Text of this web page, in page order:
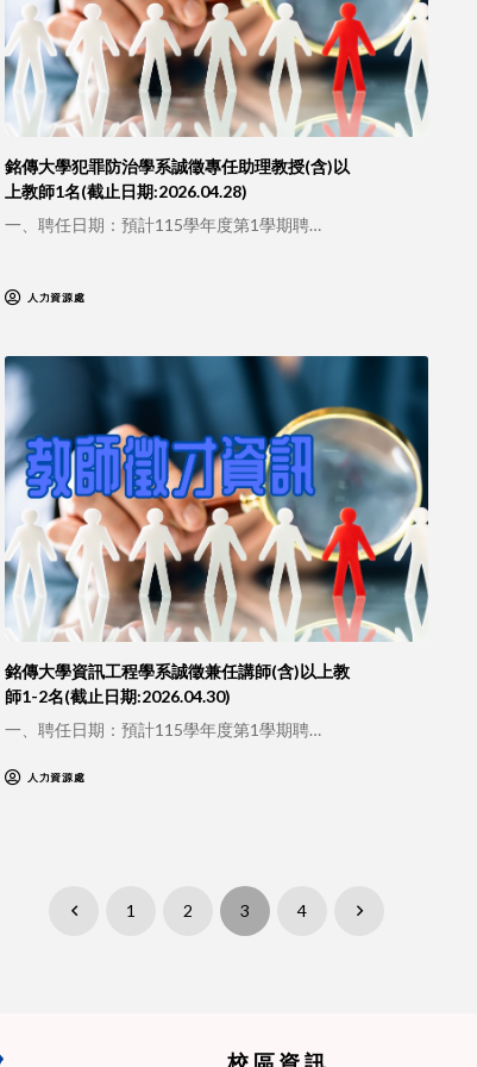
銘傳大學犯罪防治學系誠徵專任助理教授(含)以
上教師1名(截止日期:2026.04.28)
一、聘任日期：預計115學年度第1學期聘…
人力資源處
銘傳大學資訊工程學系誠徵兼任講師(含)以上教
師1-2名(截止日期:2026.04.30)
一、聘任日期：預計115學年度第1學期聘…
人力資源處
Prev 1 2 3 4 Next